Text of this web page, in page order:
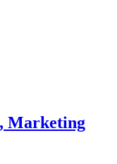
Marketing